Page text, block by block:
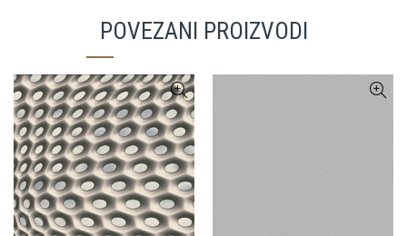
POVEZANI PROIZVODI